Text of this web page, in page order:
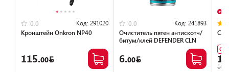
0.0 Код: 291020
Кронштейн Onkron NP40
115.00
0.0 Код: 241893
Очиститель пятен антискотч/
битум/клей DEFENDER CLN
6.00